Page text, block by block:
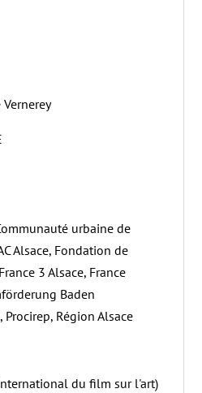
Vernerey
urbaine de
Alsace, Fondation de
3 Alsace, France
Baden
Région Alsace
du film sur l'art)